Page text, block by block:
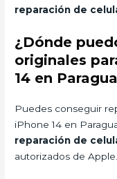
reparación de
¿Dónde
originales
14 en
Puedes conseguir
iPhone 14 en
reparación de
autorizados de Apple.